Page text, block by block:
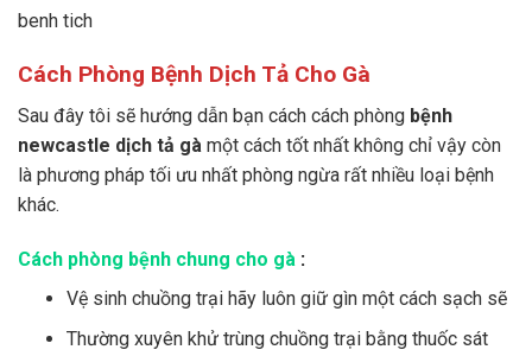
benh tich
Cách Phòng Bệnh Dịch Tả Cho Gà
Sau đây tôi sẽ hướng dẫn bạn cách cách phòng bệnh
newcastle dịch tả gà một cách tốt nhất không chỉ vậy còn
là phương pháp tối ưu nhất phòng ngừa rất nhiều loại bệnh
khác.
Cách phòng bệnh chung cho gà :
Vệ sinh chuồng trại hãy luôn giữ gìn một cách sạch sẽ
Thường xuyên khử trùng chuồng trại bằng thuốc sát